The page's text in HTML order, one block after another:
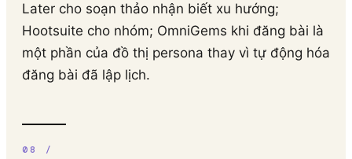
Later cho soạn thảo nhận biết xu hướng;
Hootsuite cho nhóm; OmniGems khi đăng bài là
một phần của đồ thị persona thay vì tự động hóa
đăng bài đã lập lịch.